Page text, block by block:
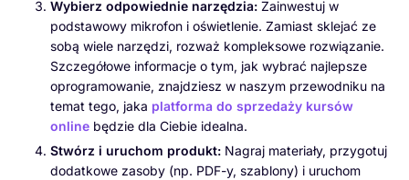
Wybierz odpowiednie narzędzia: Zainwestuj w
podstawowy mikrofon i oświetlenie. Zamiast sklejać ze
sobą wiele narzędzi, rozważ kompleksowe rozwiązanie.
Szczegółowe informacje o tym, jak wybrać najlepsze
oprogramowanie, znajdziesz w naszym przewodniku na
temat tego, jaka platforma do sprzedaży kursów
online będzie dla Ciebie idealna.
Stwórz i uruchom produkt: Nagraj materiały, przygotuj
dodatkowe zasoby (np. PDF-y, szablony) i uruchom